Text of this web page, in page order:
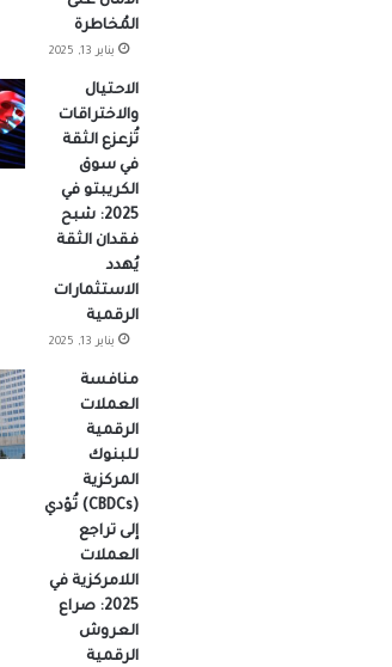
المُخاطرة
يناير 13, 2025
الاحتيال
والاختراقات
تُزعزع الثقة
في سوق
الكريبتو في
2025: شبح
فقدان الثقة
يُهدد
الاستثمارات
الرقمية
يناير 13, 2025
منافسة
العملات
الرقمية
للبنوك
المركزية
(CBDCs) تُؤدي
إلى تراجع
العملات
اللامركزية في
2025: صراع
العروش
الرقمية